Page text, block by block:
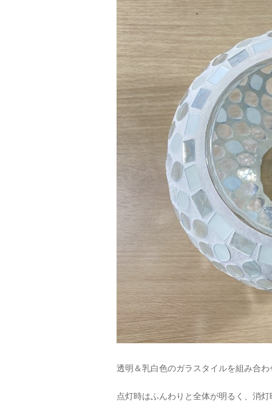
透明＆乳白色のガラスタイルを組み合
点灯時はふんわりと全体が明るく、消